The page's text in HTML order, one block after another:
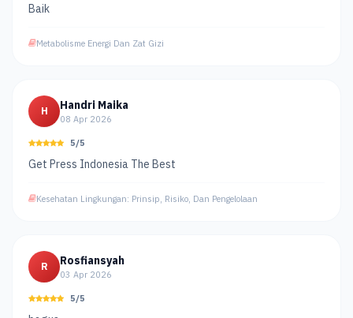
Baik
Metabolisme Energi Dan Zat Gizi
H Handri Maika
08 Apr 2026
5/5
Get Press Indonesia The Best
Kesehatan Lingkungan: Prinsip, Risiko, Dan Pengelolaan
R Rosfiansyah
03 Apr 2026
5/5